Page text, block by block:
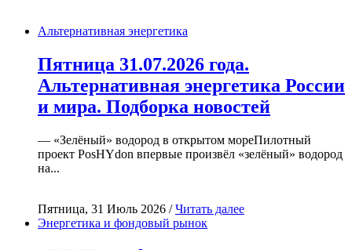
Альтернативная энергетика
Пятница 31.07.2026 года.
Альтернативная энергетика России
и мира. Подборка новостей
— «Зелёный» водород в открытом мореПилотный
проект PosHYdon впервые произвёл «зелёный» водород
на...
Пятница, 31 Июль 2026 /Читать далее
Энергетика и фондовый рынок